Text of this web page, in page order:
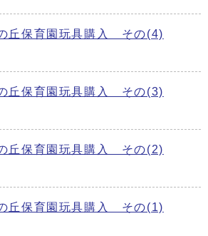
丘保育園玩具購入 その(4)
丘保育園玩具購入 その(3)
丘保育園玩具購入 その(2)
丘保育園玩具購入 その(1)